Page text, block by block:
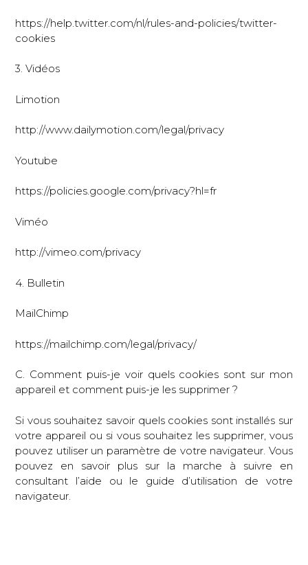
https://help.twitter.com/nl/rules-and-policies/twitter-
cookies
3. Vidéos
Limotion
http://www.dailymotion.com/legal/privacy
Youtube
https://policies.google.com/privacy?hl=fr
Viméo
http://vimeo.com/privacy
4. Bulletin
MailChimp
https://mailchimp.com/legal/privacy/
C. Comment puis-je voir quels cookies sont sur mon
appareil et comment puis-je les supprimer ?
Si vous souhaitez savoir quels cookies sont installés sur
votre appareil ou si vous souhaitez les supprimer, vous
pouvez utiliser un paramètre de votre navigateur. Vous
pouvez en savoir plus sur la marche à suivre en
consultant l’aide ou le guide d’utilisation de votre
navigateur.